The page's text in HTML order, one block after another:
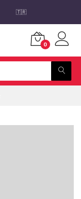
🇹🇷
0